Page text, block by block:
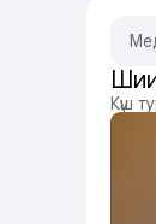
Күш